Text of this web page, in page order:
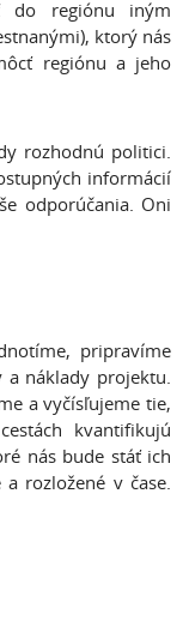
do regiónu iným
ktorý nás
regiónu a jeho
rozhodnú politici.
informácií
odporúčania. Oni
pripravíme
náklady projektu.
a vyčísľujeme tie,
kvantifikujú
nás bude stáť ich
rozložené v čase.